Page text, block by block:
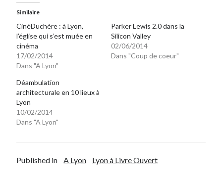
Similaire
CinéDuchère : à Lyon,
l’église qui s’est muée en
cinéma
17/02/2014
Dans "A Lyon"
Parker Lewis 2.0 dans la
Silicon Valley
02/06/2014
Dans "Coup de coeur"
Déambulation
architecturale en 10 lieux à
Lyon
10/02/2014
Dans "A Lyon"
Published in A Lyon Lyon à Livre Ouvert